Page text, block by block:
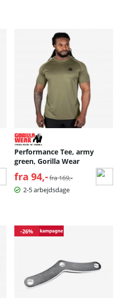
Performance Tee, army
green, Gorilla Wear
fra 94,- Normalpris:
fra 169,-
2-5 arbejdsdage
-26%